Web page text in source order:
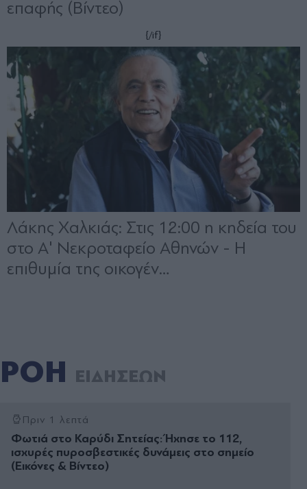
ΡΟΗ ΕΙΔΗΣΕΩΝ
Πριν 1 λεπτά
Φωτιά στο Καρύδι Σητείας: Ήχησε το 112,
ισχυρές πυροσβεστικές δυνάμεις στο σημείο
(Εικόνες & Βίντεο)